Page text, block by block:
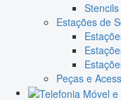
Estações de
Peças e